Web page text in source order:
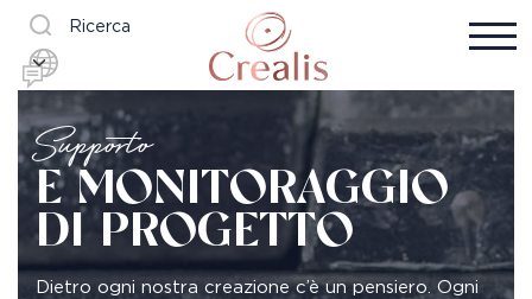
Ricerca
Supporto
E MONITORAGGIO
DI PROGETTO
Dietro ogni nostra creazione c’è un pensiero. Ogni